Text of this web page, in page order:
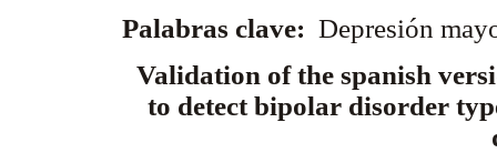
Palabras clave: Depresión
Validation of the spanish
to detect bipolar disorder